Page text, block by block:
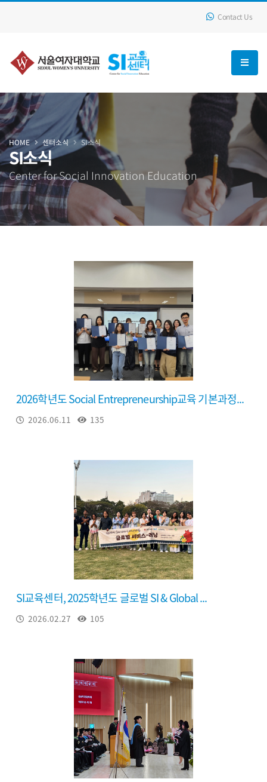
Contact Us
SI소식
Center for Social Innovation Education
HOME 센터소식 SI소식
2026학년도 Social Entrepreneurship교육 기본과정...
2026.06.11 135
SI교육센터, 2025학년도 글로벌 SI & Global ...
2026.02.27 105